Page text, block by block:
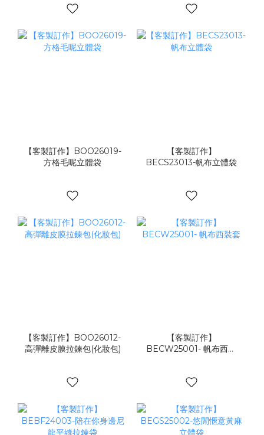
【客製訂作】BOO26019-
方格毛呢立體袋
【客製訂作】
BECS23013-帆布立體袋
【客製訂作】BOO26012-
高彈離皮膜拉鍊包(化妝包)
【客製訂作】
BECW25001- 帆布西裝